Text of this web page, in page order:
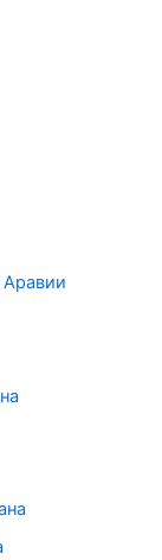
Аравии